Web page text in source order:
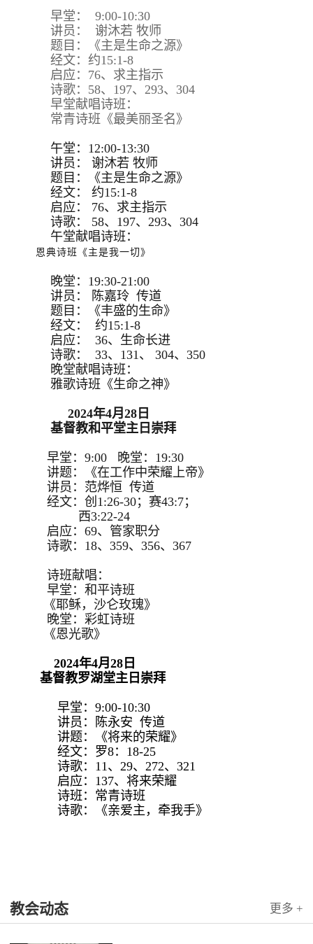
早堂： 9:00-10:30
讲员： 谢沐若 牧师
题目：《主是生命之源》
经文：约15:1-8
启应：76、求主指示
诗歌：58、197、293、304
早堂献唱诗班：
常青诗班《最美丽圣名》
午堂：12:00-13:30
讲员：
谢沐若 牧师
题目：
《主是生命之源》
经文：
约15:1-8
启应：
76、求主指示
诗歌：
58、197、293、 304
午堂献唱诗班：
恩典诗班《主是我一切》
晚堂：19:30-21:00
讲员： 陈嘉玲 传道
题目：《丰盛的生命》
经文： 约15:1-8
启应： 36、生命长进
诗歌： 33、131、 304、350
晚堂献唱诗班：
雅歌诗班《生命之神》
2024年4月28日
基督教和平堂主日崇拜
早堂：9:00 晚堂：19:30
讲题：《在工作中荣耀上帝》
讲员：范烨恒 传道
经文：创1:26-30；赛43:7；
西3:22-24
启应：69、管家职分
诗歌：18、359、356、367
诗班献唱：
早堂：和平诗班
《耶稣，沙仑玫瑰》
晚堂：彩虹诗班
《恩光歌》
2024年4月28日
基督教罗湖堂主日崇拜
早堂：9:00-10:30
讲员：陈永安 传道
讲题：《将来的荣耀》
经文：罗8：18-25
诗歌：11、29、272、321
启应：137、将来荣耀
诗班：常青诗班
诗歌：《亲爱主，牵我手》
教会动态 更多 +